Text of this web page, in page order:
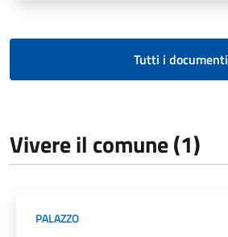
Tutti i documenti
Vivere il comune (1)
PALAZZO